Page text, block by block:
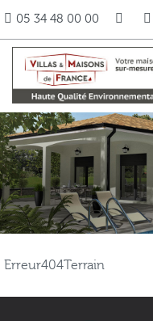
05 34 48 00 00
Erreur404Terrain